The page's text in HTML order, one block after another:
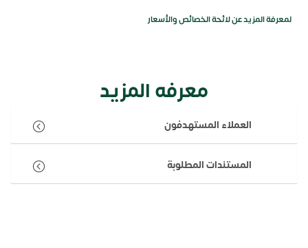
لمعرفة المزيد عن لائحة الخصائص والأسعار
معرفه المزيد
العملاء المستهدفون
المستندات المطلوبة